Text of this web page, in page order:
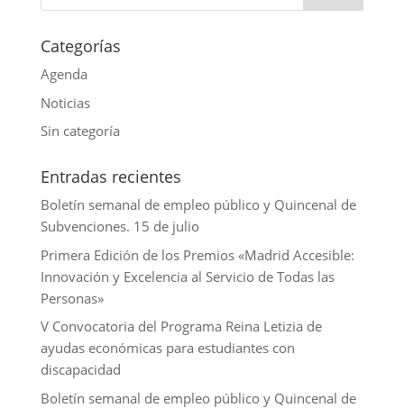
p
o
k
e
r
e
d
I
n
i
lCategorías
Agenda
Noticias
Sin categoría
Entradas recientes
Boletín semanal de empleo público y Quincenal de
Subvenciones. 15 de julio
Primera Edición de los Premios «Madrid Accesible:
Innovación y Excelencia al Servicio de Todas las
Personas»
V Convocatoria del Programa Reina Letizia de
ayudas económicas para estudiantes con
discapacidad
Boletín semanal de empleo público y Quincenal de